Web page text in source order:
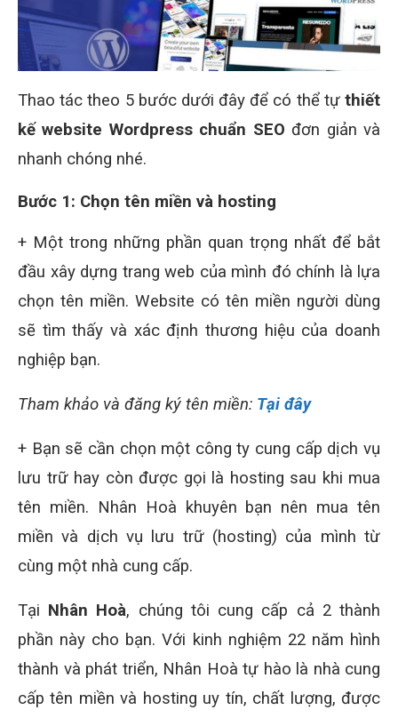
Thao tác theo 5 bước dưới đây để có thể tự thiết
kế website Wordpress chuẩn SEO đơn giản và
nhanh chóng nhé.
Bước 1: Chọn tên miền và hosting
+ Một trong những phần quan trọng nhất để bắt
đầu xây dựng trang web của mình đó chính là lựa
chọn tên miền. Website có tên miền người dùng
sẽ tìm thấy và xác định thương hiệu của doanh
nghiệp bạn.
Tham khảo và đăng ký tên miền: Tại đây
+ Bạn sẽ cần chọn một công ty cung cấp dịch vụ
lưu trữ hay còn được gọi là hosting sau khi mua
tên miền. Nhân Hoà khuyên bạn nên mua tên
miền và dịch vụ lưu trữ (hosting) của mình từ
cùng một nhà cung cấp.
Tại Nhân Hoà, chúng tôi cung cấp cả 2 thành
phần này cho bạn. Với kinh nghiệm 22 năm hình
thành và phát triển, Nhân Hoà tự hào là nhà cung
cấp tên miền và hosting uy tín, chất lượng, được